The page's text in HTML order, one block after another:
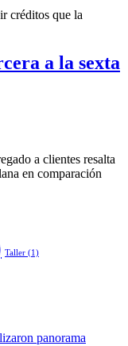
créditos que la
a la sexta
a clientes resalta
en comparación
Taller (1)
panorama